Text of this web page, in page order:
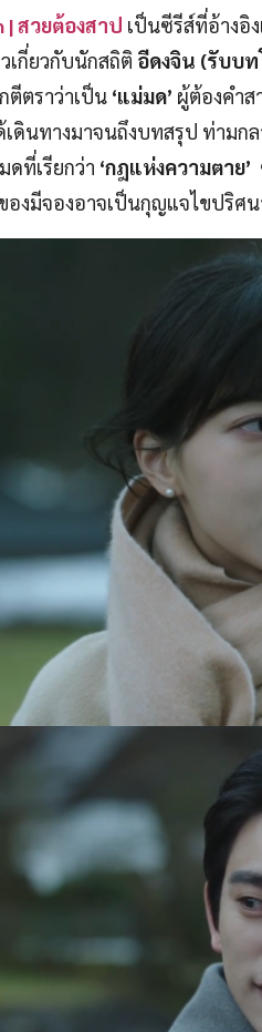
| สวยต้องสาป เป็นซีรีส์ที่อ้างอิ
เกี่ยวกับนักสถิติ อีดงจิน (รับบ
ตีตราว่าเป็น ‘แม่มด’ ผู้ต้องคำ
เดินทางมาจนถึงบทสรุป ท่ามก
ที่เรียกว่า ‘กฎแห่งความตาย’
องมีจองอาจเป็นกุญแจไขปริศ